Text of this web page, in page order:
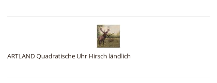
ARTLAND Quadratische Uhr Hirsch ländlich